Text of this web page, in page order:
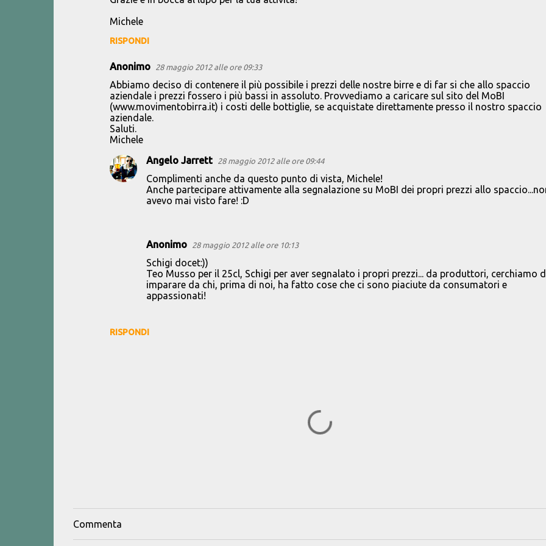
Michele
RISPONDI
Anonimo 28 maggio 2012 alle ore 09:33
Abbiamo deciso di contenere il più possibile i prezzi delle nostre birre e di far si che allo spaccio
aziendale i prezzi fossero i più bassi in assoluto. Provvediamo a caricare sul sito del MoBI
(www.movimentobirra.it) i costi delle bottiglie, se acquistate direttamente presso il nostro spaccio
aziendale.
Saluti.
Michele
RISPONDI
Angelo Jarrett 28 maggio 2012 alle ore 09:44
Complimenti anche da questo punto di vista, Michele!
Anche partecipare attivamente alla segnalazione su MoBI dei propri prezzi allo
avevo mai visto fare! :D
Anonimo 28 maggio 2012 alle ore 10:13
Schigi docet:))
Teo Musso per il 25cl, Schigi per aver segnalato i propri prezzi... da produttori, cerchiamo
imparare da chi, prima di noi, ha fatto cose che ci sono piaciute da consumatori e
appassionati!
P
o
Commenta